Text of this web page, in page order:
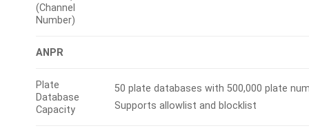
(Channel
Number)
ANPR
Plate
Database
Capacity
50 plate databases with 500,000 plate
Supports allowlist and blocklist